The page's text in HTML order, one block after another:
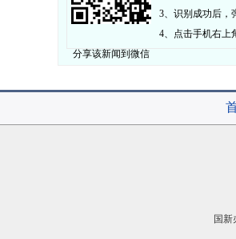
分享该新闻到微信
3、识别成功后，
4、点击手机右上
国新